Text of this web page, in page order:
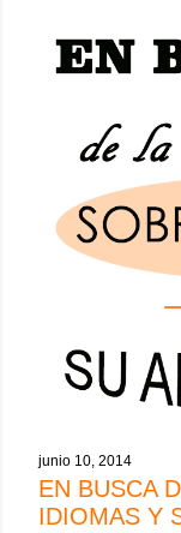
junio 10, 2014
EN BUSCA
IDIOMAS Y